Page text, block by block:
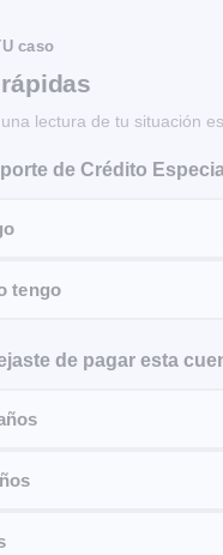
caso
lectura de tu situación
de Crédito
tengo
de pagar esta